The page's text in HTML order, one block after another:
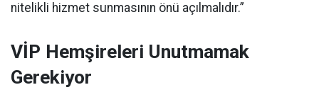
nitelikli hizmet sunmasının önü açılmalıdır.”
VİP Hemşireleri Unutmamak
Gerekiyor